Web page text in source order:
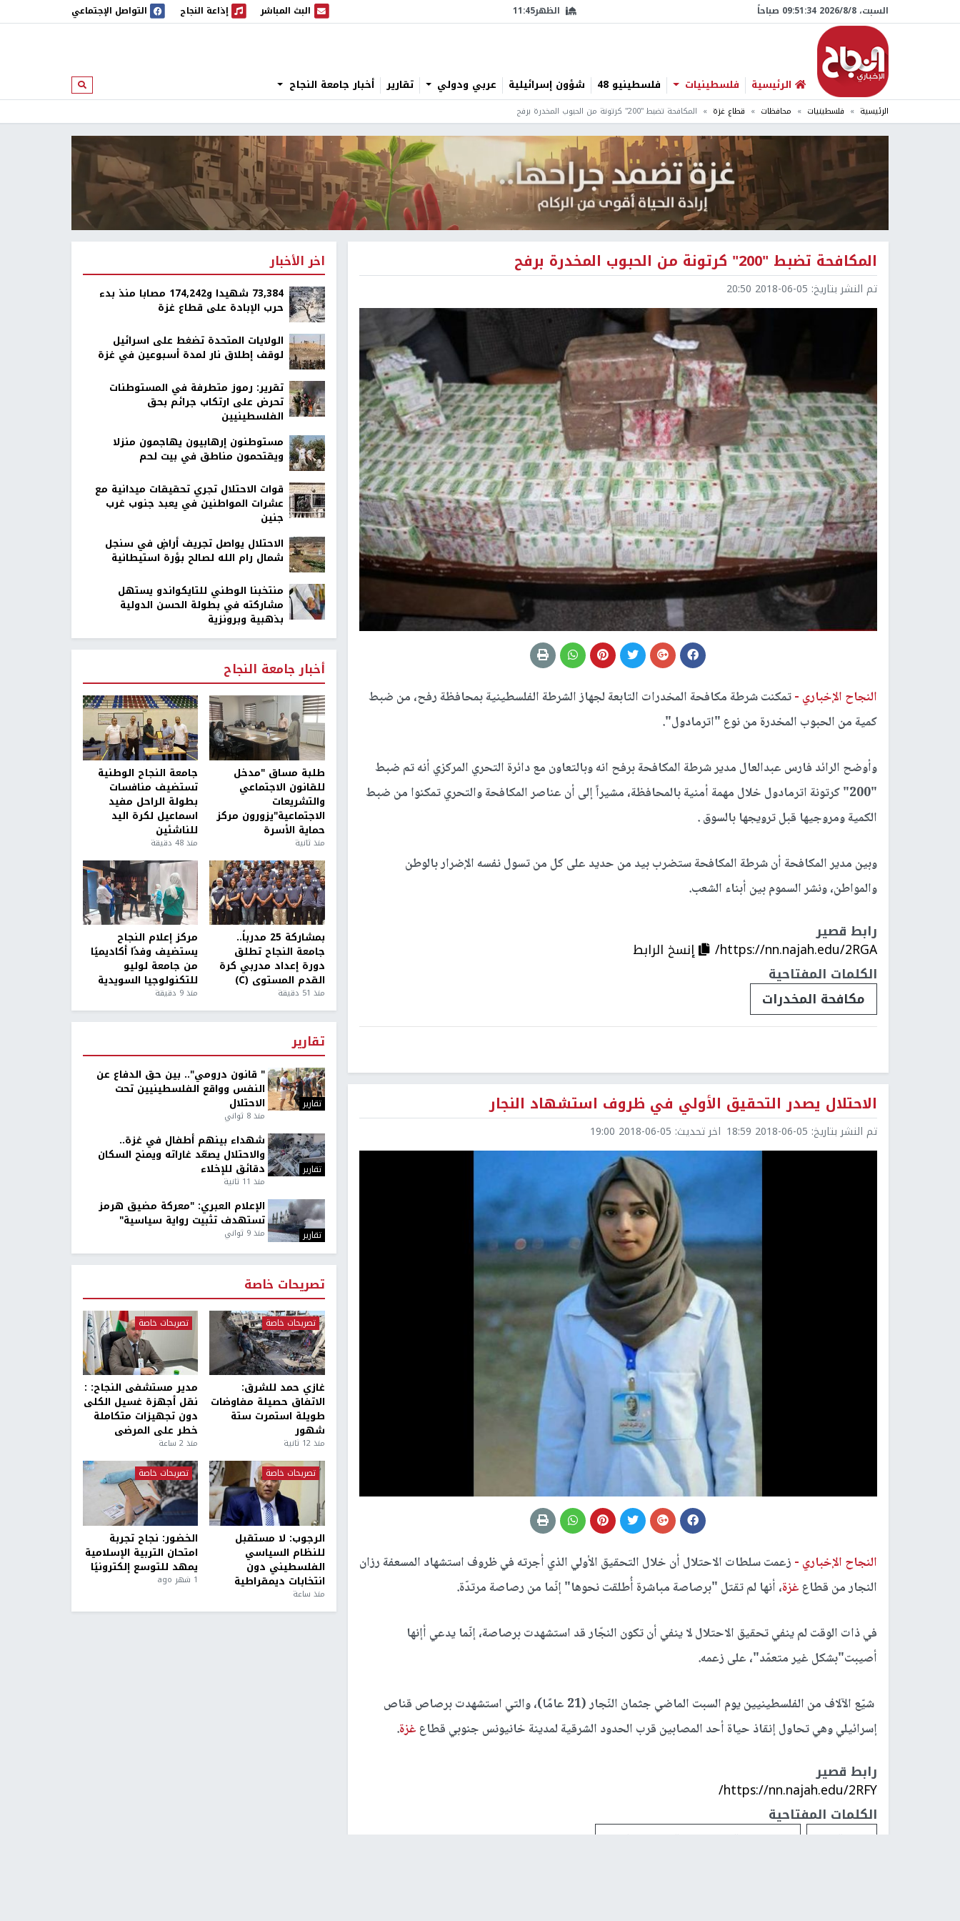
السبت، 8/‏8/‏2026 09:51:35 صباحاً الظهر11:45 البث المباشر
البث المباشر إذاعة النجاح
إذاعة النجاح التواصل الإجتماعي
الرئيسية فلسطينيات فلسطينيو 48 شؤون إسرائيلية عربي ودولي تقارير أخبار جامعة النجاح ابحث
الرئيسية فلسطينيات محافظات قطاع غزة المكافحة تضبط "200" كرتونة من الحبوب المخدرة برفح
المكافحة تضبط "200" كرتونة من الحبوب المخدرة برفح
تم النشر بتاريخ: 2018-06-05 20:50
النجاح الإخباري -تمكنت شرطة مكافحة المخدرات التابعة لجهاز الشرطة الفلسطينية بمحافظة رفح، من ضبط
كمية من الحبوب المخدرة من نوع "اترمادول".
وأوضح الرائد فارس عبدالعال مدير شرطة المكافحة برفح انه وبالتعاون مع دائرة التحري المركزي أنه تم ضبط
"200" كرتونة اترمادول خلال مهمة أمنية بالمحافظة، مشيراً إلى أن عناصر المكافحة والتحري تمكنوا من ضبط
الكمية ومروجيها قبل ترويجها بالسوق .
وبين مدير المكافحة أن شرطة المكافحة ستضرب بيد من حديد على كل من تسول نفسه الإضرار بالوطن
والمواطن، ونشر السموم بين أبناء الشعب.
رابط قصير
https://nn.najah.edu/2RGA/
إنسخ الرابط
الكلمات المفتاحية
مكافحة المخدرات
الاحتلال يصدر التحقيق الأولي في ظروف استشهاد النجار
تم النشر بتاريخ: 2018-06-05 18:59 اخر تحديث: 2018-06-05 19:00
النجاح الإخباري - زعمت سلطات الاحتلال أن خلال التحقيق الأولي الذي أجرته في ظروف استشهاد المسعفة رزان
النجار من قطاع غزة، أنها لم تقتل "برصاصة مباشرة أُطلقت نحوها" إنّما من رصاصة مرتدّة.
في ذات الوقت لم ينفي تحقيق الاحتلال لا ينفي أن تكون النجّار قد استشهدت برصاصة، إنّما يدعي أإنها
أصيبت"بشكل غير متعمّد"، على زعمه.
شيّع الآلاف من الفلسطينيين يوم السبت الماضي جثمان النّجار (21 عامًا)، والتي استشهدت برصاص قناص
إسرائيلي وهي تحاول إنقاذ حياة أحد المصابين قرب الحدود الشرقية لمدينة خانيونس جنوبي قطاع غزة.
رابط قصير
https://nn.najah.edu/2RFY/
الكلمات المفتاحية
اخر الأخبار
73,384 شهيدا و174,242 مصابا منذ بدء
حرب الإبادة على قطاع غزة
الولايات المتحدة تضغط على اسرائيل
لوقف إطلاق نار لمدة أسبوعين في غزة
تقرير: رموز متطرفة في المستوطنات
تحرض على ارتكاب جرائم بحق
الفلسطينيين
مستوطنون إرهابيون يهاجمون منزلا
ويقتحمون مناطق في بيت لحم
قوات الاحتلال تجري تحقيقات ميدانية مع
عشرات المواطنين في يعبد جنوب غرب
جنين
الاحتلال يواصل تجريف أراضٍ في سنجل
شمال رام الله لصالح بؤرة استيطانية
منتخبنا الوطني للتايكواندو يستهل
مشاركته في بطولة الحسن الدولية
بذهبية وبرونزية
أخبار جامعة النجاح
طلبة مساق "مدخل
للقانون الاجتماعي
والتشريعات
الاجتماعية"يزورون مركز
حماية الأسرة
منذ ثانية
جامعة النجاح الوطنية
تستضيف منافسات
بطولة الراحل مفيد
اسماعيل لكرة اليد
للناشئين
منذ 48 دقيقة
بمشاركة 25 مدرباً..
جامعة النجاح تطلق
دورة إعداد مدربي كرة
القدم المستوى (C)
منذ 51 دقيقة
مركز إعلام النجاح
يستضيف وفدًا أكاديميًا
من جامعة لوليو
للتكنولوجيا السويدية
منذ 9 دقيقة
تقارير
تقارير
" قانون درومي".. بين حق الدفاع عن
النفس وواقع الفلسطينيين تحت
الاحتلال
منذ 8 ثواني
تقارير
شهداء بينهم أطفال في غزة..
والاحتلال يصعّد غاراته ويمنح السكان
دقائق للإخلاء
منذ 11 ثانية
تقارير
الإعلام العبري: "معركة مضيق هرمز
تستهدف تثبيت رواية سياسية"
منذ 9 ثواني
تصريحات خاصة
تصريحات خاصة
غازي حمد للشرق:
الاتفاق حصيلة مفاوضات
طويلة استمرت ستة
شهور
منذ 12 ثانية
تصريحات خاصة
مدير مستشفى النجاح: :
نقل أجهزة غسيل الكلى
دون تجهيزات متكاملة
خطر على المرضى
منذ 2 ساعة
تصريحات خاصة
الرجوب: لا مستقبل
للنظام السياسي
الفلسطيني دون
انتخابات ديمقراطية
منذ ساعة
تصريحات خاصة
الخضور: نجاح تجربة
امتحان التربية الإسلامية
يمهد للتوسع إلكترونيًا
1 شهر ago